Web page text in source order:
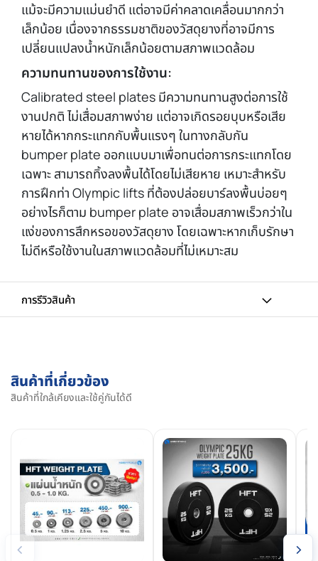
แม้จะมีความแม่นยำดี แต่อาจมีค่าคลาดเคลื่อนมากกว่า
เล็กน้อย เนื่องจากธรรมชาติของวัสดุยางที่อาจมีการ
เปลี่ยนแปลงน้ำหนักเล็กน้อยตามสภาพแวดล้อม
ความทนทานของการใช้งาน:
Calibrated steel plates มีความทนทานสูงต่อการใช้
งานปกติ ไม่เสื่อมสภาพง่าย แต่อาจเกิดรอยบุบหรือเสีย
หายได้หากกระแทกกับพื้นแรงๆ ในทางกลับกัน
bumper plate ออกแบบมาเพื่อทนต่อการกระแทกโดย
เฉพาะ สามารถทิ้งลงพื้นได้โดยไม่เสียหาย เหมาะสำหรับ
การฝึกท่า Olympic lifts ที่ต้องปล่อยบาร์ลงพื้นบ่อยๆ
อย่างไรก็ตาม bumper plate อาจเสื่อมสภาพเร็วกว่าใน
แง่ของการสึกหรอของวัสดุยาง โดยเฉพาะหากเก็บรักษา
ไม่ดีหรือใช้งานในสภาพแวดล้อมที่ไม่เหมาะสม
การรีวิวสินค้า
สินค้าที่เกี่ยวข้อง
สินค้าที่ใกล้เคียงและใช้คู่กันได้ดี
‹ ›